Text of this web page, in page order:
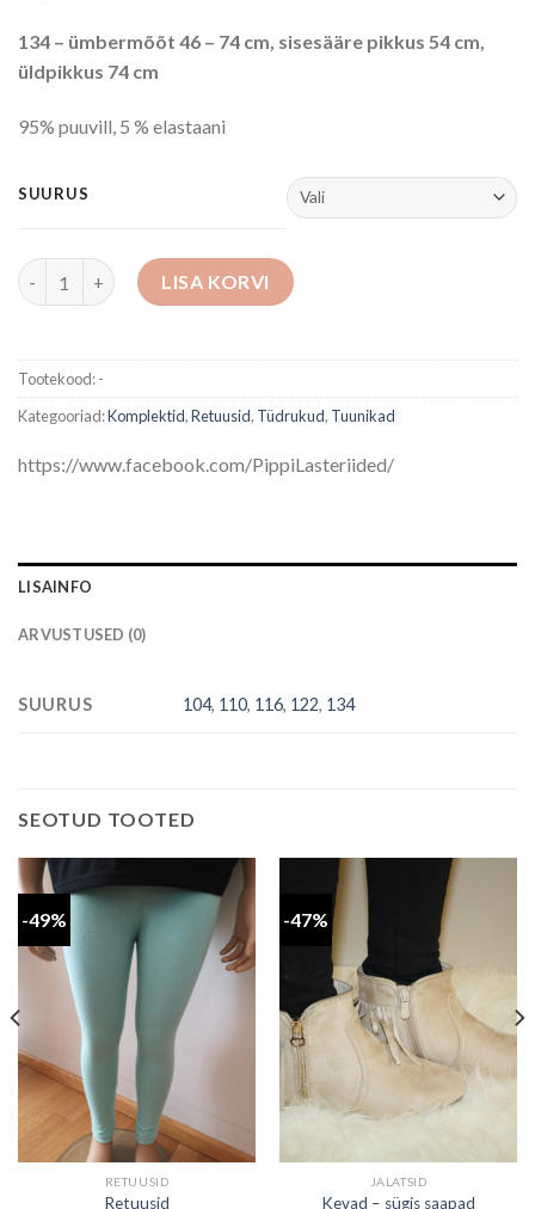
134 – ümbermõõt 46 – 74 cm, sisesääre pikkus 54 cm,
üldpikkus 74 cm
95% puuvill, 5 % elastaani
SUURUS
Komplekt: tuunika+retuusid kogus
LISA KORVI
Tootekood:-
Kategooriad:Komplektid,Retuusid, Tüdrukud, Tuunikad
https://www.facebook.com/PippiLasteriided/
LISAINFO
ARVUSTUSED (0)
SUURUS 104, 110, 116, 122, 134
SEOTUD TOOTED
-49%
RETUUSID
Retuusid
-47%
JALATSID
Kevad – sügis saapad